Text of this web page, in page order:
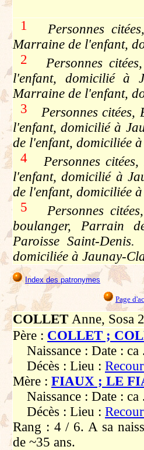
1 Personnes
Marraine de l'enfant,
2 Personnes
l'enfant, domicilié à
Marraine de l'enfant,
3 Personnes citées,
l'enfant, domicilié à
de l'enfant, domiciliée
4 Personnes
l'enfant, domicilié à
de l'enfant, domiciliée
5 Personnes
boulanger, Parrain
Paroisse Saint-
domiciliée à Jaunay-
Index des patronymes
Page
COLLET Anne, Sosa
Père : COLLET ;
Naissance : Date : ca
Décès : Lieu :
Mère : FIAUX ; LE
Naissance : Date : ca
Décès : Lieu :
Rang : 4 / 6. A sa
de ~35 ans.